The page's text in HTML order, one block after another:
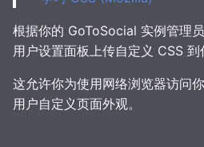
站点
账户
媒体
安全加固
健康检查
追踪
HTTP 请求头过滤模式
Robots.txt
GtS CLI 工具
帖文及其属性
互动规则
管理
根据你的 GoToSocial 实例管理
用户设置面板上传自定义 CSS 到
这允许你为使用网络浏览器访问
用户自定义页面外观。